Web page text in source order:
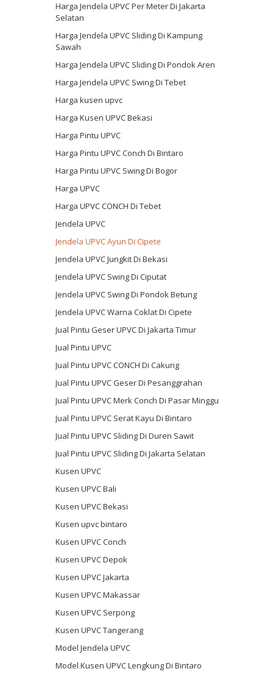
Harga Jendela UPVC Per Meter Di Jakarta
Selatan
Harga Jendela UPVC Sliding Di Kampung
Sawah
Harga Jendela UPVC Sliding Di Pondok Aren
Harga Jendela UPVC Swing Di Tebet
Harga kusen upvc
Harga Kusen UPVC Bekasi
Harga Pintu UPVC
Harga Pintu UPVC Conch Di Bintaro
Harga Pintu UPVC Swing Di Bogor
Harga UPVC
Harga UPVC CONCH Di Tebet
Jendela UPVC
Jendela UPVC Ayun Di Cipete
Jendela UPVC Jungkit Di Bekasi
Jendela UPVC Swing Di Ciputat
Jendela UPVC Swing Di Pondok Betung
Jendela UPVC Warna Coklat Di Cipete
Jual Pintu Geser UPVC Di Jakarta Timur
Jual Pintu UPVC
Jual Pintu UPVC CONCH Di Cakung
Jual Pintu UPVC Geser Di Pesanggrahan
Jual Pintu UPVC Merk Conch Di Pasar Minggu
Jual Pintu UPVC Serat Kayu Di Bintaro
Jual Pintu UPVC Sliding Di Duren Sawit
Jual Pintu UPVC Sliding Di Jakarta Selatan
Kusen UPVC
Kusen UPVC Bali
Kusen UPVC Bekasi
Kusen upvc bintaro
Kusen UPVC Conch
Kusen UPVC Depok
Kusen UPVC Jakarta
Kusen UPVC Makassar
Kusen UPVC Serpong
Kusen UPVC Tangerang
Model Jendela UPVC
Model Kusen UPVC Lengkung Di Bintaro